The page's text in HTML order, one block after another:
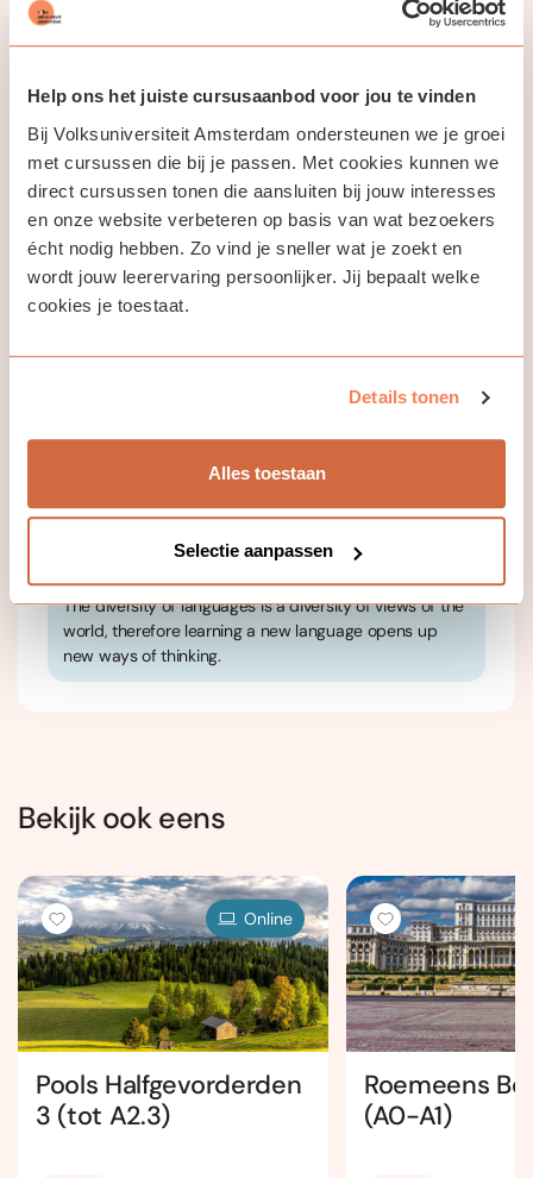
Help ons het juiste cursusaanbod voor jou te vinden
Bij Volksuniversiteit Amsterdam ondersteunen we je groei
met cursussen die bij je passen. Met cookies kunnen we
direct cursussen tonen die aansluiten bij jouw interesses
en onze website verbeteren op basis van wat bezoekers
écht nodig hebben. Zo vind je sneller wat je zoekt en
wordt jouw leerervaring persoonlijker. Jij bepaalt welke
cookies je toestaat.
Details tonen
Alles toestaan
Selectie aanpassen
bezittelijk en aanwijzend) en geslacht in het enkelvoud. Je
duidelijke context.
De focus ligt op spreken en begrijpen in echte situaties,
met veel herhaling en eenvoudige, bruikbare taal. Je werkt
met een moderne methode: Polski jest Cool A1 deel 1
(hoofdstukken H0 t/m H8, inclusief audio).
Na deze cursus kun je al de meest voorkomende, basale
woorden en zinnen herkennen, en met behulp van je
gesprekspartner simpele zaken regelen.
Jouw docent
Nika Dybalska
The diversity of languages is a diversity of views of the
world, therefore learning a new language opens up
new ways of thinking.
Bekijk ook eens
Online
Pools Halfgevorderden
3 (tot A2.3)
Roemeens
(A0-A1)